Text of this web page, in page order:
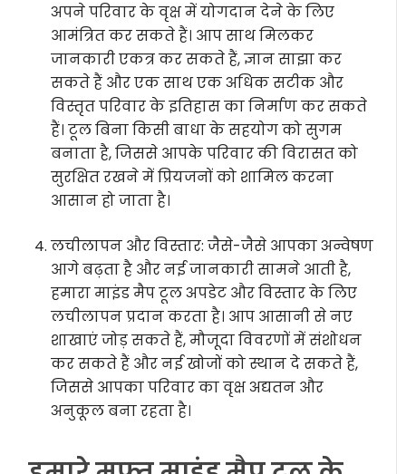
अपने परिवार के वृक्ष में योगदान देने के लिए
आमंत्रित कर सकते हैं। आप साथ मिलकर
जानकारी एकत्र कर सकते हैं, ज्ञान साझा कर
सकते हैं और एक साथ एक अधिक सटीक और
विस्तृत परिवार के इतिहास का निर्माण कर सकते
हैं। टूल बिना किसी बाधा के सहयोग को सुगम
बनाता है, जिससे आपके परिवार की विरासत को
सुरक्षित रखने में प्रियजनों को शामिल करना
आसान हो जाता है।
लचीलापन और विस्तार: जैसे-जैसे आपका अन्वेषण
आगे बढ़ता है और नई जानकारी सामने आती है,
हमारा माइंड मैप टूल अपडेट और विस्तार के लिए
लचीलापन प्रदान करता है। आप आसानी से नए
शाखाएं जोड़ सकते हैं, मौजूदा विवरणों में संशोधन
कर सकते हैं और नई खोजों को स्थान दे सकते हैं,
जिससे आपका परिवार का वृक्ष अद्यतन और
अनुकूल बना रहता है।